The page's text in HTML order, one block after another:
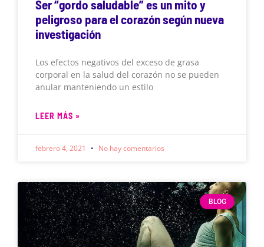
Ser “gordo saludable” es un mito y
peligroso para el corazón según nueva
investigación
Los efectos negativos del exceso de grasa
corporal en la salud del corazón no se pueden
anular manteniendo un estilo
LEER MÁS »
febrero 4, 2021 No hay comentarios
BLOG